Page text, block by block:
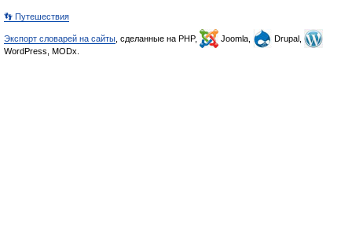
👣 Путешествия
Экспорт словарей на сайты , сделанные на PHP, Joomla,
Drupal,
WordPress, MODx.